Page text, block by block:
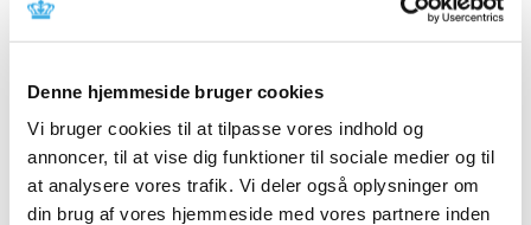
Denne hjemmeside bruger cookies
Vi bruger cookies til at tilpasse vores indhold og
annoncer, til at vise dig funktioner til sociale medier og til
at analysere vores trafik. Vi deler også oplysninger om
din brug af vores hjemmeside med vores partnere inden
deres kliniske erfaringer viser, at et lægemiddels
…
Fem mio. afsat til forskning på
stofskifteområdet
|4. oktober 2018|
Der er afsat fem mio. kr. til forskning i medicinsk
behandling af patienter med lavt stofskifte. …